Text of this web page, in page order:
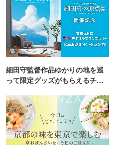
細田守監督作品ゆかりの地を巡
って限定グッズがもらえるチャ